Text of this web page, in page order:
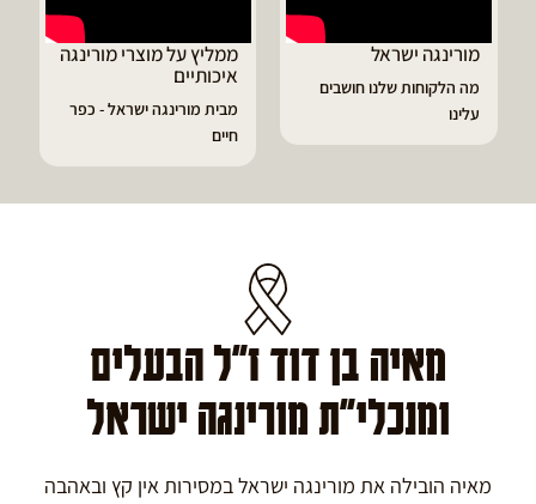
ממליץ על מוצרי מורינגה
איכותיים
מבית מורינגה ישראל - כפר
דיוויד ממליץ על טבליות
מורינגה
הפסקתי לסבול מהתקפי
גאוט ודלקות
מאיה בן דוד ז"ל הבעלים
ומנכלי"ת מורינגה ישראל
מאיה הובילה את מורינגה ישראל במסירות אין קץ ובאהבה